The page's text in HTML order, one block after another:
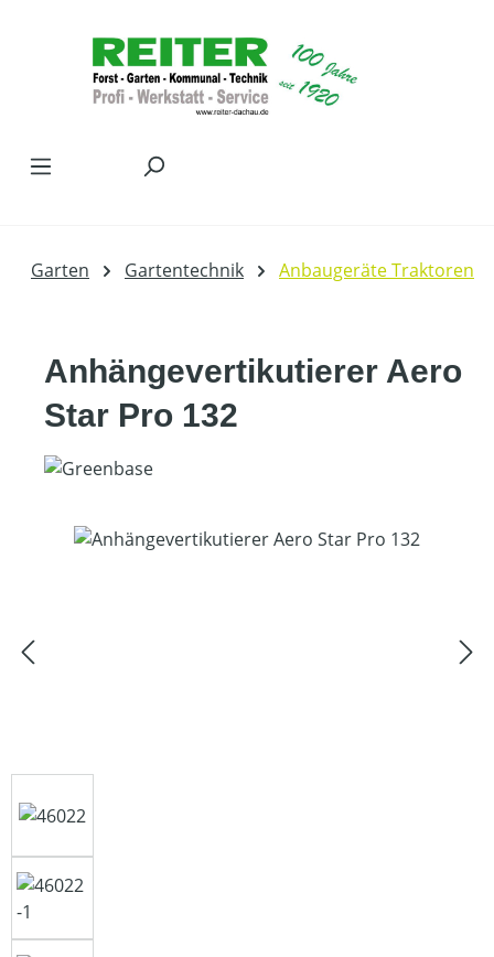
Garten Gartentechnik Anbaugeräte Traktoren
Anhängevertikutierer Aero
Star Pro 132
Bildergalerie überspringen